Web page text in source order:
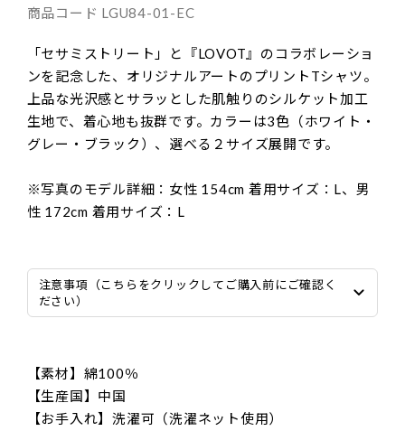
商品コード LGU84-01-EC
「セサミストリート」と『LOVOT』のコラボレーショ
ンを記念した、オリジナルアートのプリントTシャツ。
上品な光沢感とサラッとした肌触りのシルケット加工
生地で、着心地も抜群です。カラーは3色（ホワイト・
グレー・ブラック）、選べる２サイズ展開です。
※写真のモデル詳細：女性 154cm 着用サイズ：L、男
性 172cm 着用サイズ：L
注意事項（こちらをクリックしてご購入前にご確認く
ださい）
【素材】綿100％
【生産国】中国
【お手入れ】洗濯可（洗濯ネット使用）